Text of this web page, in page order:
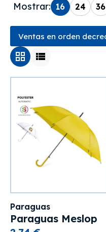
Mostrar: 16 24 36
grid_view view_list
Paraguas
Paraguas Meslop